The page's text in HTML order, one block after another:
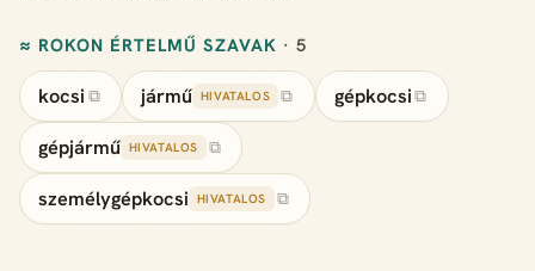
≈ ROKON ÉRTELMŰ SZAVAK · 5
kocsi ⧉ jármű HIVATALOS ⧉ gépkocsi ⧉
gépjármű HIVATALOS ⧉
személygépkocsi HIVATALOS ⧉